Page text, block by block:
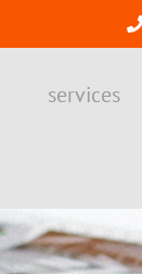
services